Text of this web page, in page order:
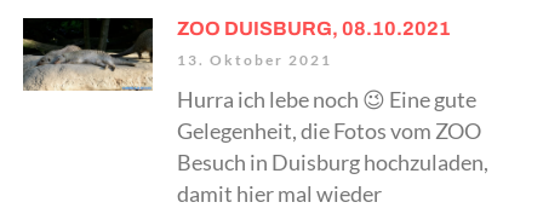
ZOO DUISBURG, 08.10.2021
13. Oktober 2021
Hurra ich lebe noch 😉 Eine gute
Gelegenheit, die Fotos vom ZOO
Besuch in Duisburg hochzuladen,
damit hier mal wieder